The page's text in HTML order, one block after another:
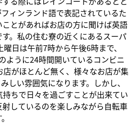
ィンランド語で表記されているた
とがあればお店の方に聞けば英語
。私の住む寮の近くにあるスーパ
日は午前7時から午後6時まで、
ように24時間開いているコンビニ
がほとんど無く、様々なお店が集
しい雰囲気になります。しかし、
ちで日々を過ごすことが出来てい
しているのを楽しみながら自転車